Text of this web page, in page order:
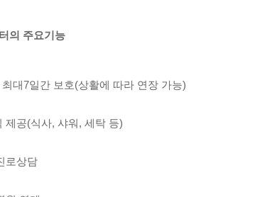
의 주요기능
대7일간 보호(상활에 따라 연장 가능)
공(식사, 샤워, 세탁 등)
로상담